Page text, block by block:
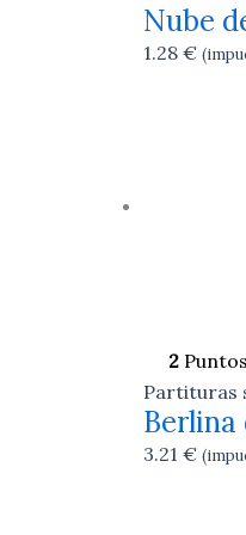
Nube
1.28 €
2 Puntos
Partituras
Berlina
3.21 €